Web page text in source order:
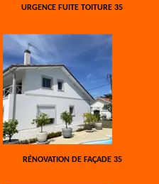
URGENCE FUITE TOITURE 35
RÉNOVATION DE FAÇADE 35